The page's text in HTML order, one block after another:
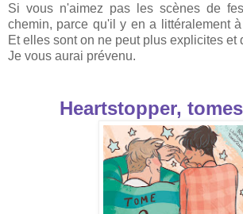
Si vous n'aimez pas les scènes de
chemin, parce qu'il y en a littéralement
Et elles sont on ne peut plus explicites et
Je vous aurai prévenu.
Heartstopper,